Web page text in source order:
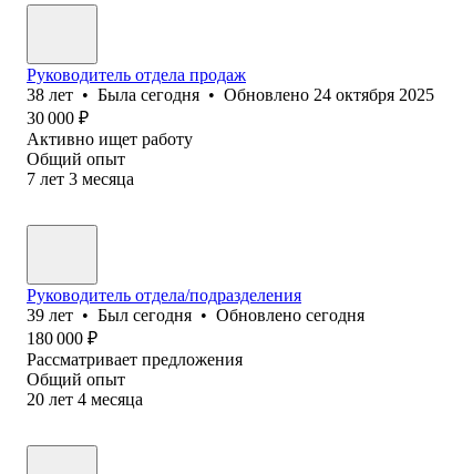
Руководитель отдела продаж
38 лет • Была сегодня • Обновлено 24 октября 2025
30 000 ₽
Активно ищет работу
Общий опыт
7 лет 3 месяца
Руководитель отдела/подразделения
39 лет • Был сегодня • Обновлено сегодня
180 000 ₽
Рассматривает предложения
Общий опыт
20 лет 4 месяца